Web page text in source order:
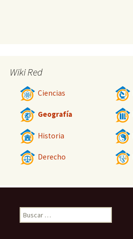
Wiki Red
Ciencias
Geografía
Historia
Derecho
Buscar: